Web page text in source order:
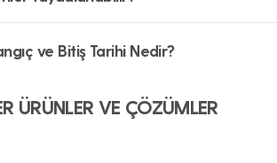
ve Bitiş Tarihi Nedir?
ÜRÜNLER VE ÇÖZÜMLER